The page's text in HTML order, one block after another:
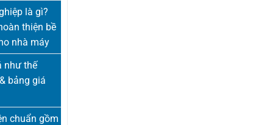
là gì?
thiện bề
nhà máy
như thế
bảng giá
chuẩn gồm